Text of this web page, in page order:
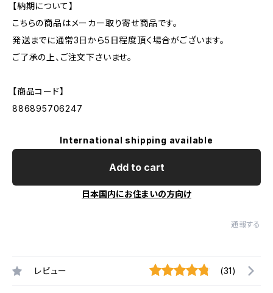
【納期について】
こちらの商品はメーカー取り寄せ商品です。
発送までに通常3日から5日程度頂く場合がございます。
ご了承の上、ご注文下さいませ。
【商品コード】
886895706247
International shipping available
Add to cart
日本国内にお住まいの方向け
通報する
レビュー (31)